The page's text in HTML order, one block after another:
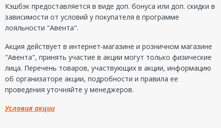
Кэшбэк предоставляется в виде доп. бонуса или доп. скидки в
зависимости от условий у покупателя в программе
лояльности "Авента".
Акция действует в интернет-магазине и розничном магазине
"Авента", принять участие в акции могут только физические
лица. Перечень товаров, участвующих в акции, информацию
об организаторе акции, подробности и правила ее
проведения уточняйте у менеджеров.
Условия акции